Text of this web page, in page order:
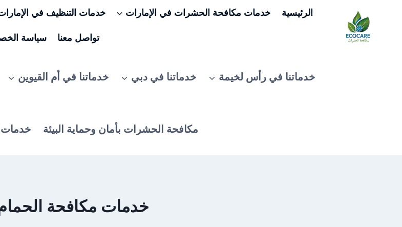
المحتوى
الرئيسية خدمات مكافحة الحشرات في الإمارات خدمات التنظيف في
تواصل معنا سياسة
خدماتنا في رأس لخيمة خدماتنا في دبي خدماتنا في أم القيوين
مكافحة الحشرات بأمان وحماية البيئة خدمات
خدمات مكافحة